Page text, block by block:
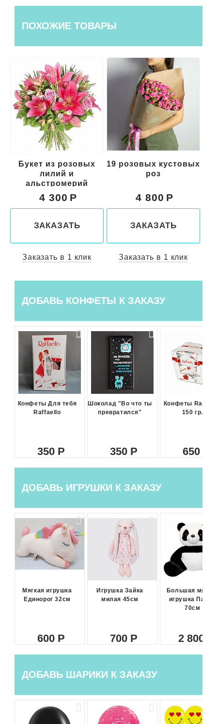
ПОХОЖИЕ ТОВАРЫ
из розовых
лилий и
"Майа"
4 300
ЗАКАЗАТЬ
в 1 клик
19 розовых кустовых
4 800
ЗАКАЗАТЬ
Заказать в 1 клик
Букет
ДОБАВЬ КОНФЕТЫ К ЗАКАЗУ
Конфеты Для тебя
Raffaello
350
Шоколад "Во что ты
превратился"
350
Конфеты
150 гр.
650
ДОБАВЬ ИГРУШКИ К ЗАКАЗУ
Мягкая игрушка
Единорог 32см
600
Игрушка Зайка
милая 45см
700
Большая
игрушка Панда
70см
2 800
ДОБАВЬ ШАРИКИ К ЗАКАЗУ